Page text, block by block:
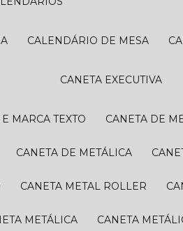
CALENDÁRIO DE MESA
CANETA EXECUTIVA
MARCA TEXTO CANETA DE
CANETA DE METÁLICA
CANETA METAL ROLLER
METÁLICA CANETA